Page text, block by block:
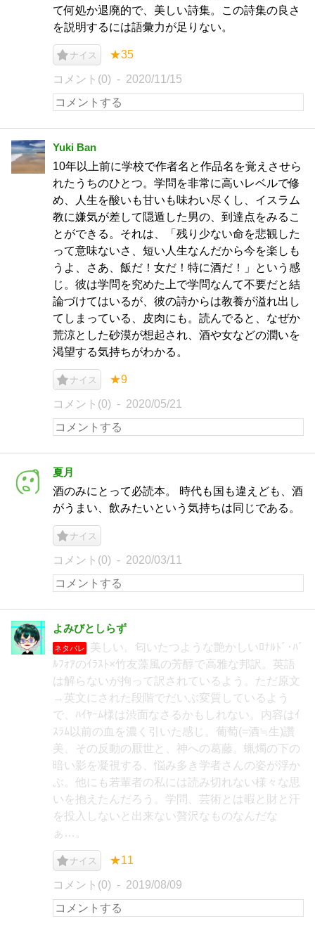
て何処か退廃的で、美しい詩集。この詩集の良さ
を説明するには語彙力が足りない。
ナイス ★35
コメント(0) 2020/11/15
Yuki Ban
10年以上前に学校で作者名と作品名を覚えさせら
れたうちのひとつ。学問を非常に高いレベルで修
め、人生を酸いも甘いも味わい尽くし、イスラム
教に嫌気が差して隠遁した男の、到達点をみるこ
とができる。それは、「残り少ない命を悲観した
って意味ないさ、短い人生なんだから今を楽しも
うよ、さあ、飯だ！女だ！特に酒だ！」という感
じ。彼は学問を究めた上で学問なんて不要だと結
論づけてはいるが、彼の詩からは教養が溢れ出し
てしまっている、皮肉にも。読んでると、なぜか
荒涼とした砂漠が想起され、酒や女などの潤いを
渇望する気持ちがわかる。
ナイス ★9
コメント(0) 2020/05/21
夏月
酒のみにとって必読本。 時代も国も違えども、酒
がうまい、飲みたいという気持ちは同じである。
ナイス
コメント(0) 2020/03/11
よみびとしらず
ネタバレ
美しい。匂いたつような艶かしいﾛﾅﾙﾄﾞ･ﾊﾞ
ﾙﾌｫｱのｲﾗｽﾄ×竹友藻風の芳醇で高雅な邦訳。英語
は解らないが拘って訳されているよう。ただ原文
→英文にされた段階でだいぶ変質しているよう
で、ﾊｲﾔｰﾑ様は渋面なさるかもしれない。内容はｲ
ｽﾗﾑ以前の血を濃く引いた感じ。葡萄(=酒≒生)讚
美、その反動の厭世と、神への葛藤。蝋燭の下の
暗い影を凝視する、悩み多き学者さんの姿が浮か
ぶ。他にも若輩者の私には読み切れない様々な思
いを抱えたんだろう。学問、芸術とは暇と財と汗
を投入しないと出来ない贅沢なものなんだな
ぁ…。
ナイス ★11
コメント(0) 2019/08/09